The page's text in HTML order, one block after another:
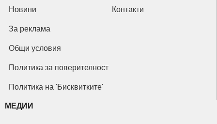
Новини Контакти
За реклама
Общи условия
Политика за поверителност
Политика на 'Бисквитките'
МЕДИИ